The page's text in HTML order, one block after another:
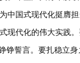
国式现代化挺膺担
现代化的伟大实践
铮誓言。要扎稳立